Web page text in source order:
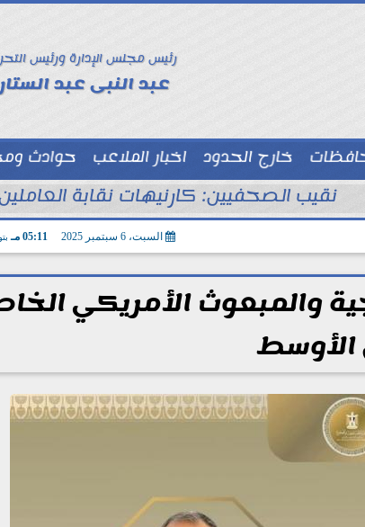
رئيس مجلس الإدارة ورئيس
عبد النبى عبد الستار
خارج الحدود اخبار الملاعب حوادث
توك شو
نقيب الصحفيين: كارنيهات نقابة
السبت، 6 سبتمبر 2025 05:11 مـ
والمبعوث الأمريكي